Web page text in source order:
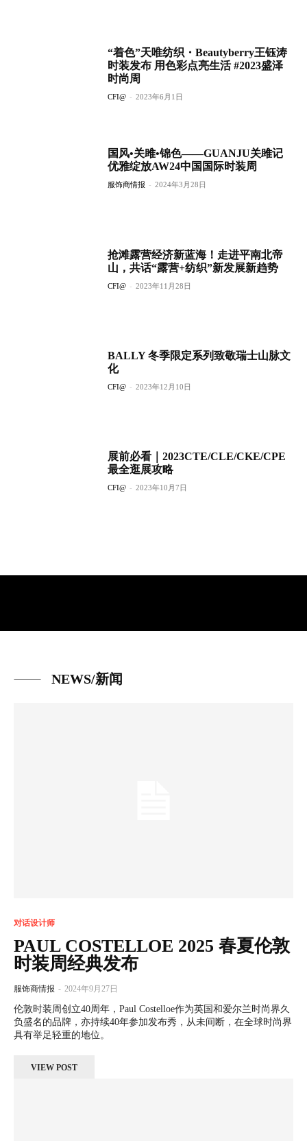
“着色”天唯纺织・Beautyberry王钰涛
时装发布 用色彩点亮生活 #2023盛泽
时尚周
CFI@ - 2023年6月1日
国风•关雎•锦色——GUANJU关雎记
优雅绽放AW24中国国际时装周
服饰商情报 - 2024年3月28日
抢滩露营经济新蓝海！走进平南北帝
山，共话“露营+纺织”新发展新趋势
CFI@ - 2023年11月28日
BALLY 冬季限定系列致敬瑞士山脉文
化
CFI@ - 2023年12月10日
展前必看｜2023CTE/CLE/CKE/CPE
最全逛展攻略
CFI@ - 2023年10月7日
NEWS/新闻
对话设计师
PAUL COSTELLOE 2025 春夏伦敦
时装周经典发布
服饰商情报 - 2024年9月27日
伦敦时装周创立40周年，Paul Costelloe作为英国和爱尔兰时尚界久
负盛名的品牌，亦持续40年参加发布秀，从未间断，在全球时尚界
具有举足轻重的地位。
VIEW POST